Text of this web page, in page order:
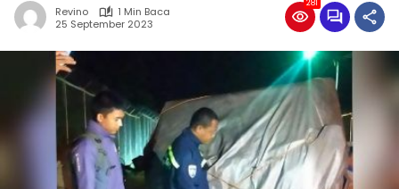
Revino
1 Min Baca
25 September 2023
281